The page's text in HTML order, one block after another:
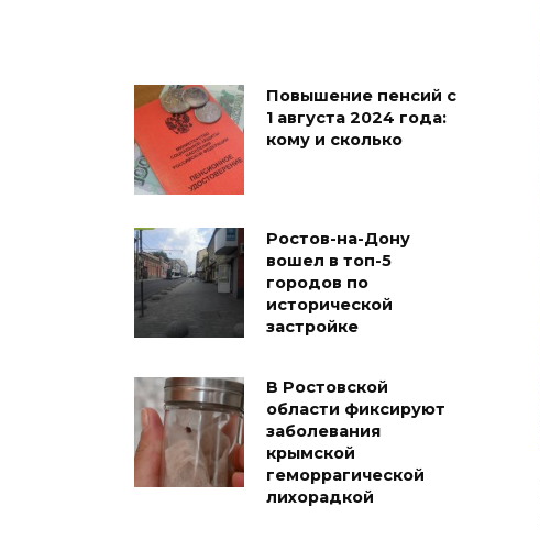
Повышение пенсий с
1 августа 2024 года:
кому и сколько
Ростов-на-Дону
вошел в топ-5
городов по
исторической
застройке
В Ростовской
области фиксируют
заболевания
крымской
геморрагической
лихорадкой